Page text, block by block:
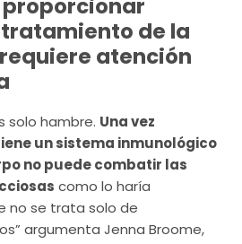
proporcionar
de la
atención
solo hambre. Una vez
un sistema inmunológico
no puede combatir las
como lo haría
no se trata solo de
argumenta Jenna Broome,